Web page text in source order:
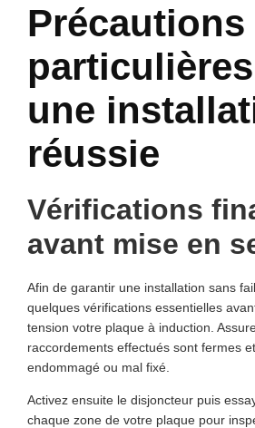
Précautions
une
réussie
Vérifications
avant mise en
Afin de garantir une installation sans
quelques vérifications essentielles
tension votre plaque à induction.
raccordements effectués sont fermes
endommagé ou mal fixé.
Activez ensuite le disjoncteur puis
chaque zone de votre plaque pour